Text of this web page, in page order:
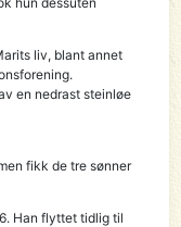
liv, blant annet
en nedrast steinløe
fikk de tre sønner
Han flyttet tidlig til